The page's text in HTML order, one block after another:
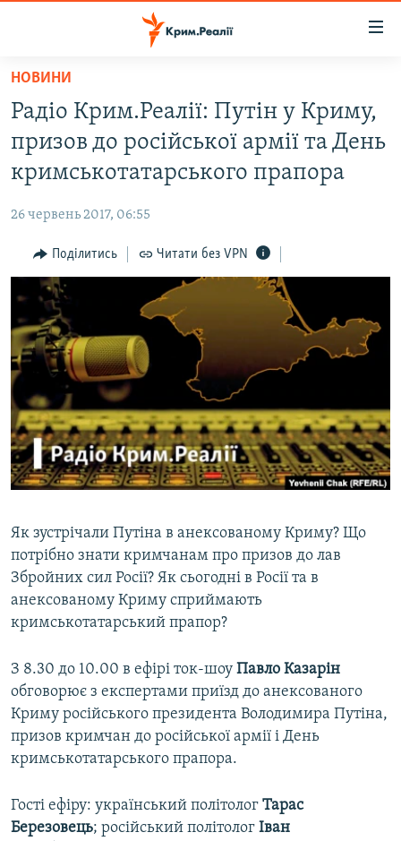
Перейти
основного
матеріалу
Перейти
до
основної
навігації
Перейти
до
пошуку
ВОДА.КРИМ
ВІДЕО ТА ФОТО
БЛОГИ
ПОГЛЯД
ІНТЕРВ'Ю
ВСЕ ЗА ДЕНЬ
СПЕЦПРОЕКТИ
ДЕПОРТАЦІЯ
ВІДЕОУРОКИ «ELIFBE»
СВІДЧЕННЯ ОКУПАЦІЇ
УКРАЇНСЬКА ПРОБЛЕМА КРИМУ
ЯК ОБІЙТИ БЛОКУВАННЯ
Русский
Qırımtatar
Усі сайти RFE/RL
НОВИНИ
Радіо Крим.Реалії: Путін у Криму,
призов до російської армії та День
кримськотатарського прапора
26 червень 2017, 06:55
Поділитись Читати без VPN
Як зустрічали Путіна в анексованому Криму? Що
потрібно знати кримчанам про призов до лав
Збройних сил Росії? Як сьогодні в Росії та в
анексованому Криму сприймають
кримськотатарський прапор?
З 8.30 до 10.00 в ефірі ток-шоу Павло Казарін
обговорює з експертами приїзд до анексованого
Криму російського президента Володимира Путіна,
призов кримчан до російської армії і День
кримськотатарського прапора.
Гості ефіру: український політолог Тарас
Березовець; російський політолог Іван